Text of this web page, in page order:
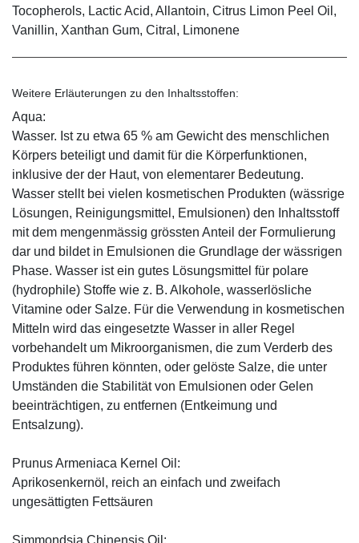
Tocopherols, Lactic Acid, Allantoin, Citrus Limon Peel Oil,
Vanillin, Xanthan Gum, Citral, Limonene
Weitere Erläuterungen zu den Inhaltsstoffen:
Aqua:
Wasser. Ist zu etwa 65 % am Gewicht des menschlichen
Körpers beteiligt und damit für die Körperfunktionen,
inklusive der der Haut, von elementarer Bedeutung.
Wasser stellt bei vielen kosmetischen Produkten (wässrige
Lösungen, Reinigungsmittel, Emulsionen) den Inhaltsstoff
mit dem mengenmässig grössten Anteil der Formulierung
dar und bildet in Emulsionen die Grundlage der wässrigen
Phase. Wasser ist ein gutes Lösungsmittel für polare
(hydrophile) Stoffe wie z. B. Alkohole, wasserlösliche
Vitamine oder Salze. Für die Verwendung in kosmetischen
Mitteln wird das eingesetzte Wasser in aller Regel
vorbehandelt um Mikroorganismen, die zum Verderb des
Produktes führen könnten, oder gelöste Salze, die unter
Umständen die Stabilität von Emulsionen oder Gelen
beeinträchtigen, zu entfernen (Entkeimung und
Entsalzung).
Prunus Armeniaca Kernel Oil:
Aprikosenkernöl, reich an einfach und zweifach
ungesättigten Fettsäuren